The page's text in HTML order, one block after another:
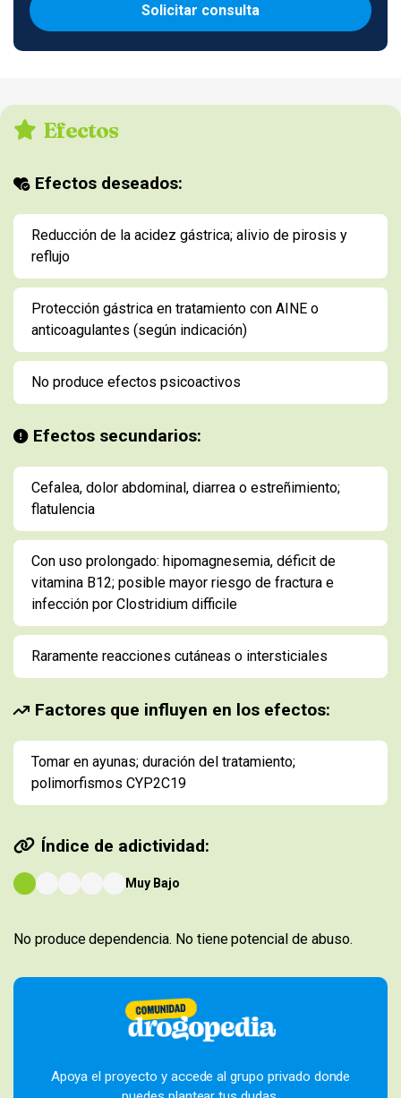
Solicitar consulta
Efectos
Efectos deseados:
Reducción de la acidez gástrica; alivio de pirosis y
reflujo
Protección gástrica en tratamiento con AINE o
anticoagulantes (según indicación)
No produce efectos psicoactivos
Efectos secundarios:
Cefalea, dolor abdominal, diarrea o estreñimiento;
flatulencia
Con uso prolongado: hipomagnesemia, déficit de
vitamina B12; posible mayor riesgo de fractura e
infección por Clostridium difficile
Raramente reacciones cutáneas o intersticiales
Factores que influyen en los efectos:
Tomar en ayunas; duración del tratamiento;
polimorfismos CYP2C19
Índice de adictividad:
Muy Bajo
No produce dependencia. No tiene potencial de abuso.
Apoya el proyecto y accede al grupo privado donde